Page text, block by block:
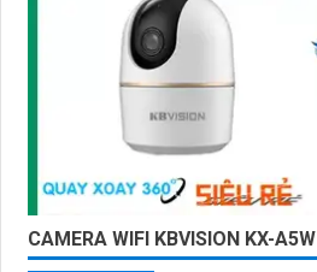
CAMERA WIFI KBVISION KX-A5W